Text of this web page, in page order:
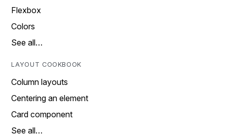
Flexbox
Colors
See all…
LAYOUT COOKBOOK
Column layouts
Centering an element
Card component
See all…